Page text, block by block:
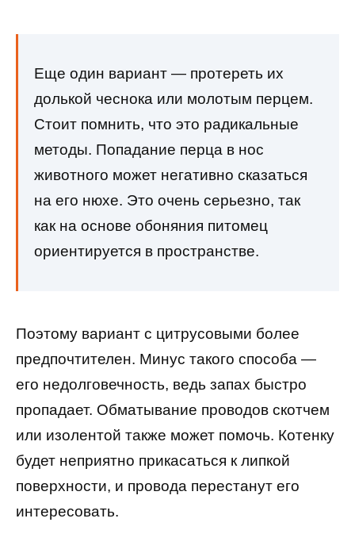
Еще один вариант — протереть их
долькой чеснока или молотым перцем.
Стоит помнить, что это радикальные
методы. Попадание перца в нос
животного может негативно сказаться
на его нюхе. Это очень серьезно, так
как на основе обоняния питомец
ориентируется в пространстве.
Поэтому вариант с цитрусовыми более
предпочтителен. Минус такого способа —
его недолговечность, ведь запах быстро
пропадает. Обматывание проводов скотчем
или изолентой также может помочь. Котенку
будет неприятно прикасаться к липкой
поверхности, и провода перестанут его
интересовать.